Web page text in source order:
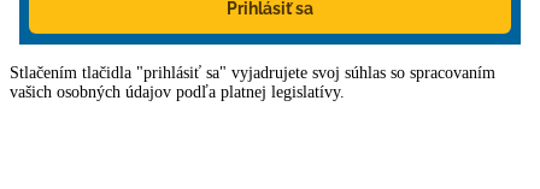
Prihlásiť sa
Stlačením tlačidla "prihlásiť sa" vyjadrujete svoj súhlas so spracovaním
vašich osobných údajov podľa platnej legislatívy.